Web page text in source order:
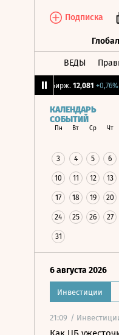
Подписка
ВЕДЫ
CNY Бирж. 12,081 +0,76%
КАЛЕНДАРЬ
СОБЫТИЙ
Пн Вт Ср Чт
3 4 5 6
10 11 12 13
17 18 19 20
24 25 26 27
31
6 августа 2026
Инвестиции
21:09 /